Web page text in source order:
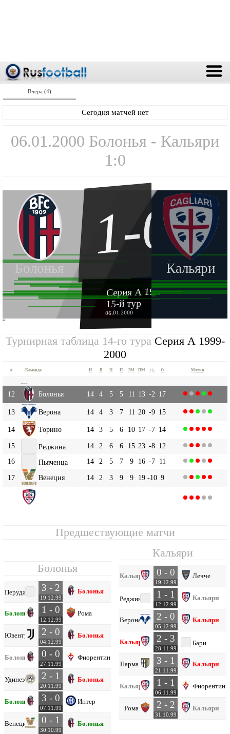
Вчера (4)
Сегодня матчей нет
06.01.2000 Болонья - Кальяри
1:0
Болонья Кальяри
1-0
Серия А 1999-2000
15-й тур
06.01.2000
''
Турнирная таблица 14-го тура Серия А 1999-
2000
# Команда И В Н П ЗМ ПМ +|- О Матчи
12
Болонья 14 4 5 5 11 13 -2 17
13 Верона 14 4 3 7 11 20 -9 15
14 Торино 14 3 5 6 10 17 -7 14
15
Реджина 14 2 6 6 15 23 -8 12
16
Пьяченца 14 2 5 7 9 16 -7 11
17
Венеция 14 2 3 9 9 19 -10 9
Предшествующие матчи
Болонья
Перуджа 3 - 2
19.12.99
Болонья
Болонья 1 - 0
12.12.99
Рома
Ювентус 2 - 0
04.12.99
Болонья
Болонья 0 - 0
27.11.99
Фиорентина
Удинезе 2 - 1
20.11.99
Болонья
Болонья 3 - 0
07.11.99
Интер
Венеция 0 - 1
30.10.99
Болонья
Кальяри
Кальяри 0 - 0
19.12.99
Лечче
Реджина 1 - 1
12.12.99
Кальяри
Верона 2 - 0
05.12.99
Кальяри
Кальяри 2 - 3
28.11.99
Бари
Парма 3 - 1
21.11.99
Кальяри
Кальяри 1 - 1
06.11.99
Фиорентина
Рома 2 - 2
31.10.99
Кальяри